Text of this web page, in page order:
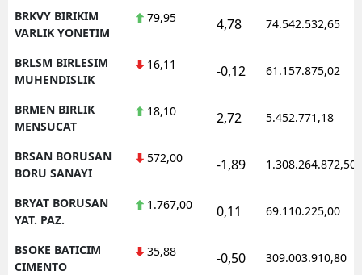
BRKVY BIRIKIM
VARLIK YONETIM
79,95 4,78 74.542.532,65
BRLSM BIRLESIM
MUHENDISLIK
16,11 -0,12 61.157.875,02
BRMEN BIRLIK
MENSUCAT
18,10 2,72 5.452.771,18
BRSAN BORUSAN
BORU SANAYI
572,00 -1,89 1.308.264.872,50
BRYAT BORUSAN
YAT. PAZ.
1.767,00 0,11 69.110.225,00
BSOKE BATICIM
CIMENTO
35,88 -0,50 309.003.910,80